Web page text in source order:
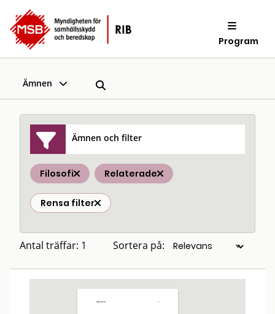
Program
Ämnen
Ämnen och filter
Filosofi Relaterade
Rensa filter
Antal träffar: 1 Sortera på: